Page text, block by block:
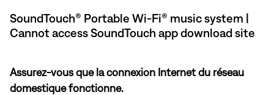
SoundTouch® Portable Wi-Fi® music system |
Cannot access SoundTouch app download site
Assurez-vous que la connexion Internet du réseau
domestique fonctionne.